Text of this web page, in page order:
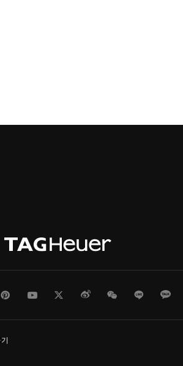
PinterestYoutubeTwitterWeiboWeChatLine